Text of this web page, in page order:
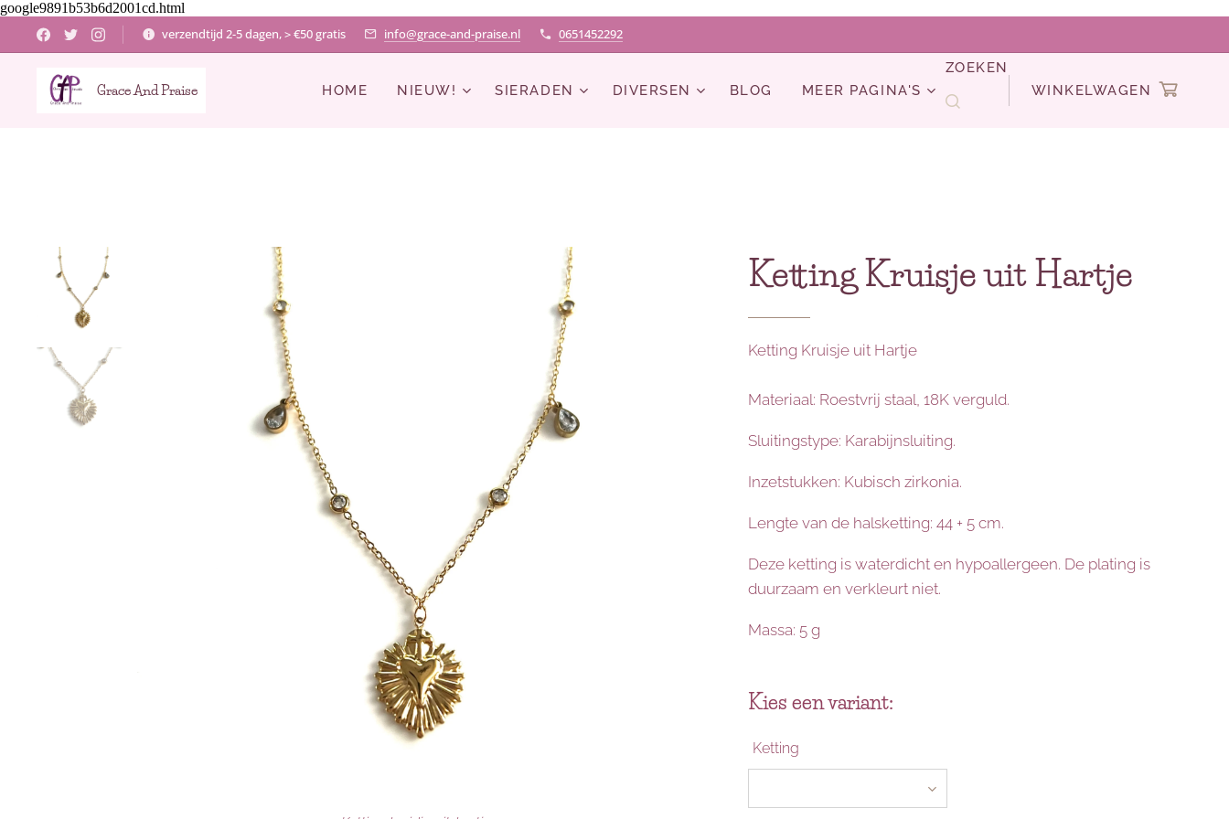
google9891b53b6d2001cd.html
verzendtijd 2-5 dagen, > €50 gratis info@grace-and-praise.nl 0651452292
Grace And Praise HOME NIEUW! SIERADEN DIVERSEN BLOG MEER PAGINA'S
ZOEKEN
WINKELWAGEN
Ketting Kruisje uit Hartje
Ketting Kruisje uit Hartje
Materiaal: Roestvrij staal, 18K verguld.
Sluitingstype: Karabijnsluiting.
Inzetstukken: Kubisch zirkonia.
Lengte van de halsketting: 44 + 5 cm.
Deze ketting is waterdicht en hypoallergeen. De plating is
duurzaam en verkleurt niet.
Massa: 5 g
Kies een variant:
Ketting